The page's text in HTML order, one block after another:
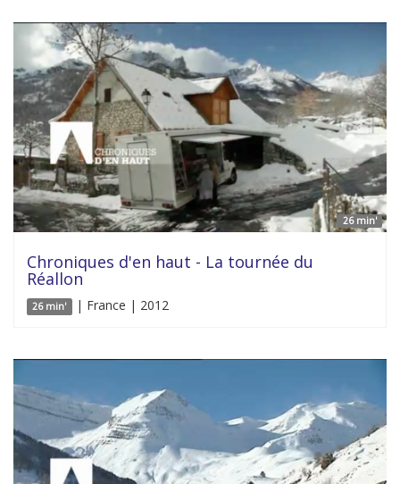
26 min'
Chroniques d'en haut - La tournée du
Réallon
26 min' | France | 2012